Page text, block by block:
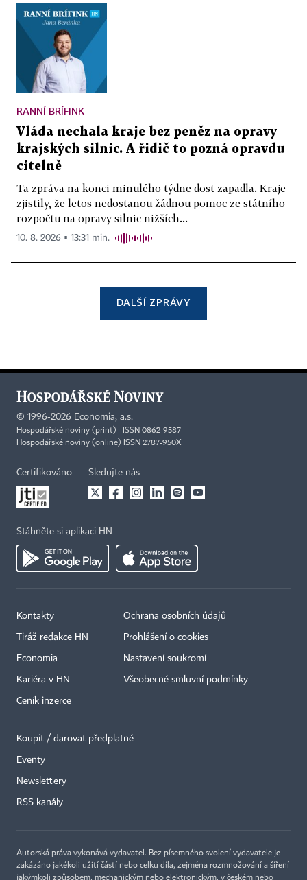
RANNÍ BRÍFINK
Vláda nechala kraje bez peněz na opravy
krajských silnic. A řidič to pozná opravdu
citelně
Ta zpráva na konci minulého týdne dost zapadla. Kraje
zjistily, že letos nedostanou žádnou pomoc ze státního
rozpočtu na opravy silnic nižších...
10. 8. 2026 ▪ 13:31 min.
DALŠÍ ZPRÁVY
© 1996-2026 Economia, a.s.
Hospodářské noviny (print) ISSN 0862-9587
Hospodářské noviny (online) ISSN 2787-950X
Certifikováno Sledujte nás
Stáhněte si aplikaci HN
Kontakty
Tiráž redakce HN
Economia
Kariéra v HN
Ceník inzerce
Ochrana osobních údajů
Prohlášení o cookies
Nastavení soukromí
Všeobecné smluvní podmínky
Koupit / darovat předplatné
Eventy
Newslettery
RSS kanály
Autorská práva vykonává vydavatel. Bez písemného svolení vydavatele je
zakázáno jakékoli užití částí nebo celku díla, zejména rozmnožování a šíření
jakýmkoli způsobem, mechanickým nebo elektronickým, v českém nebo